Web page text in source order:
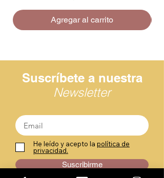
Agregar al carrito
Suscríbete a nuestra
Newsletter
He leído y acepto la política de
privacidad.
Suscribirme